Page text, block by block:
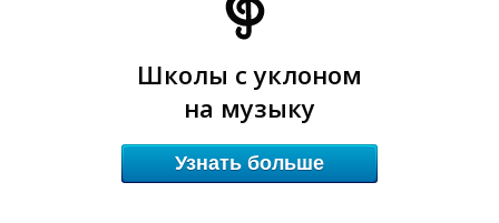
Школы с уклоном
на музыку
Узнать больше